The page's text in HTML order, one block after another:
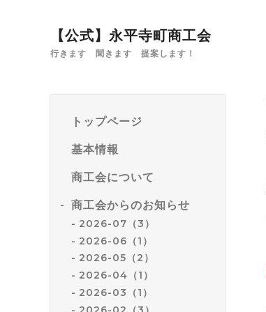
【公式】永平寺町商工会
行きます 聞きます 提案します！
トップページ
基本情報
商工会について
商工会からのお知らせ
2026-07（3）
2026-06（1）
2026-05（2）
2026-04（1）
2026-03（1）